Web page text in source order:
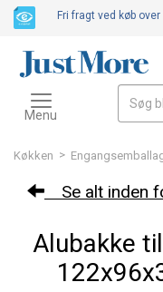
Køkken >
Se alt inden
Alubakke
Fri fragt ved køb over
Toggle
navigation
Menu